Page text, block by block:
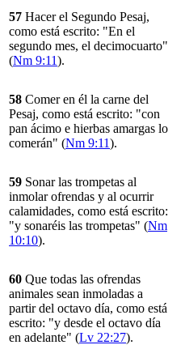
57 Hacer el Segundo Pesaj,
como está escrito: "En el
segundo mes, el decimocuarto"
(Nm 9:11).
58 Comeren él la carne del
Pesaj, como está escrito: "con
pan ácimo e hierbas amargas lo
comerán" (Nm 9:11).
59 Sonar las trompetas al
inmolar ofrendas y al ocurrir
calamidades, como está escrito:
"y sonaréis las trompetas" (Nm
10:10).
60 Que todas las ofrendas
animales sean inmoladas a
partir del octavo día, como está
escrito: "y desde el octavo día
en adelante" (Lv 22:27).